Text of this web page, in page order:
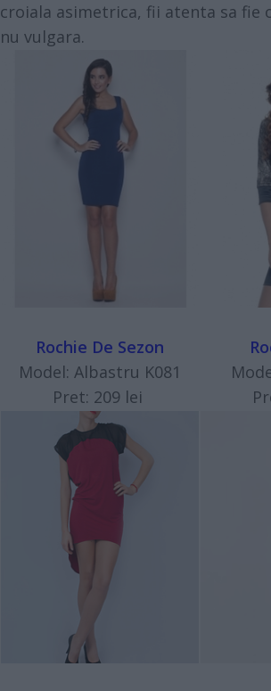
croiala asimetrica, fii atenta sa fie
nu vulgara.
Rochie De Sezon
Model: Albastru K081
Pret: 209 lei